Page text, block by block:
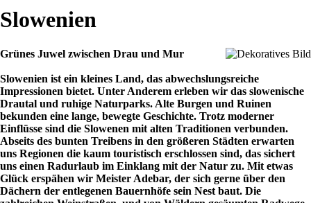
Slowenien
Grünes Juwel zwischen Drau und Mur
Slowenien ist ein kleines Land, das abwechslungsreiche
Impressionen bietet. Unter Anderem erleben wir das slowenische
Drautal und ruhige Naturparks. Alte Burgen und Ruinen
bekunden eine lange, bewegte Geschichte. Trotz moderner
Einflüsse sind die Slowenen mit alten Traditionen verbunden.
Abseits des bunten Treibens in den größeren Städten erwarten
uns Regionen die kaum touristisch erschlossen sind, das sichert
uns einen Radurlaub im Einklang mit der Natur zu. Mit etwas
Glück erspähen wir Meister Adebar, der sich gerne über den
Dächern der entlegenen Bauernhöfe sein Nest baut. Die